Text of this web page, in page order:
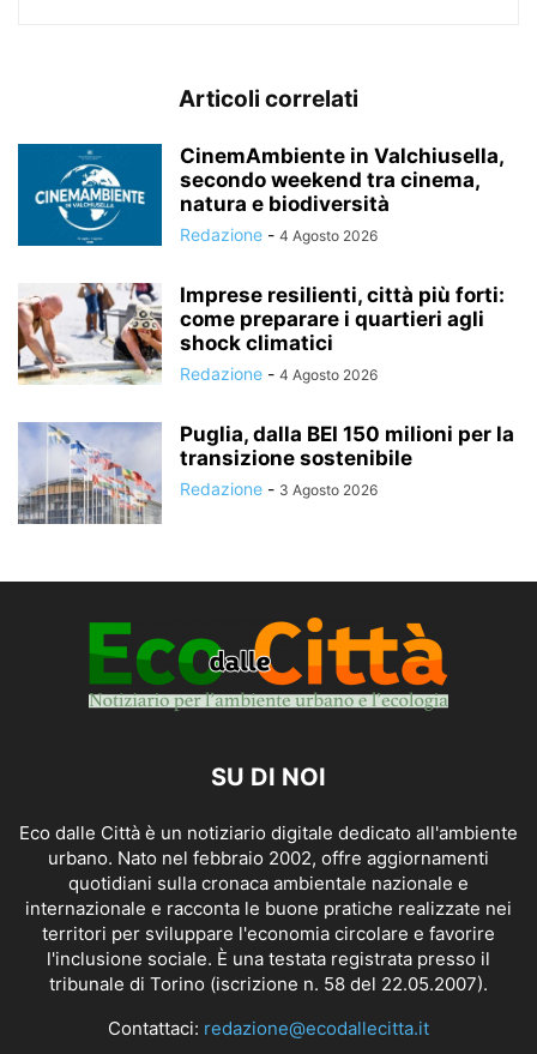
Articoli correlati
CinemAmbiente in Valchiusella,
secondo weekend tra cinema,
natura e biodiversità
Redazione - 4 Agosto 2026
Imprese resilienti, città più forti:
come preparare i quartieri agli
shock climatici
Redazione - 4 Agosto 2026
Puglia, dalla BEI 150 milioni per la
transizione sostenibile
Redazione - 3 Agosto 2026
SU DI NOI
Eco dalle Città è un notiziario digitale dedicato all'ambiente
urbano. Nato nel febbraio 2002, offre aggiornamenti
quotidiani sulla cronaca ambientale nazionale e
internazionale e racconta le buone pratiche realizzate nei
territori per sviluppare l'economia circolare e favorire
l'inclusione sociale. È una testata registrata presso il
tribunale di Torino (iscrizione n. 58 del 22.05.2007).
Contattaci: redazione@ecodallecitta.it